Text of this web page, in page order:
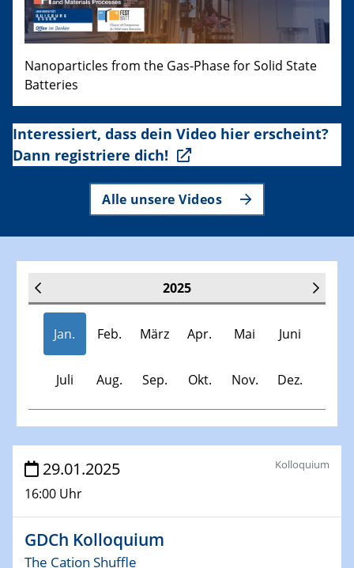
Nanoparticles from the Gas-Phase for Solid State
Batteries
Interessiert, dass dein Video hier erscheint?
Dann registriere dich!
Alle unsere Videos
2025
Jan. Feb. März Apr. Mai Juni
Juli Aug. Sep. Okt. Nov. Dez.
Veranstaltungen
30.11.-0001 - 06.02.2025
SFB/TRR 247 Seminar
08.01.2025
29.01.2025
16:00 Uhr
Kolloquium
GDCh Kolloquium
The Cation Shuffle